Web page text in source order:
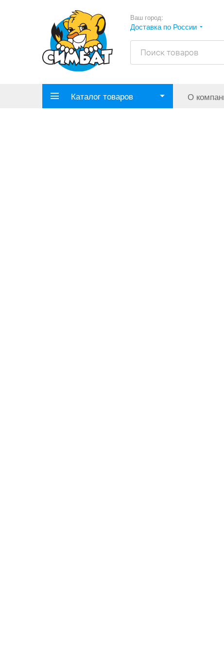
Ваш город:
Доставка по России
Каталог товаров О